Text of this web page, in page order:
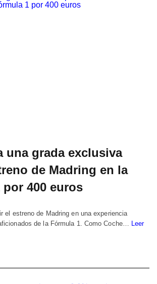
una grada exclusiva
de Madring en la
400 euros
el estreno de Madring en una experiencia
de la Fórmula 1. Como Coche… Leer